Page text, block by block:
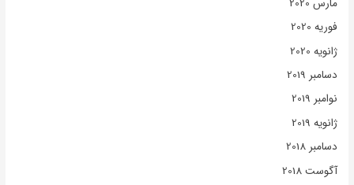
مارس 2020
فوریه 2020
ژانویه 2020
دسامبر 2019
نوامبر 2019
ژانویه 2019
دسامبر 2018
آگوست 2018